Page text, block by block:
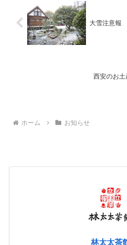
大雪注意報
西安のお土
ホーム お知らせ
林太太茶